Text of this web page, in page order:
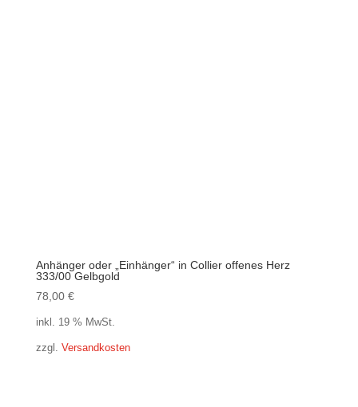
Anhänger oder „Einhänger“ in Collier offenes Herz
333/00 Gelbgold
78,00 €
inkl. 19 % MwSt.
zzgl. Versandkosten